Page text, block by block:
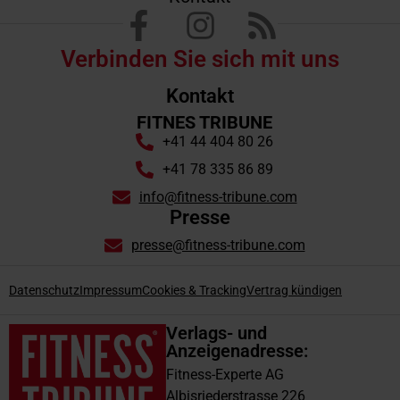
Verlags- und
Anzeigenadresse:
Fitness-Experte AG
Albisriederstrasse 226
Kontakt
FITNES TRIBUNE
+41 44 404 80 26
+41 78 335 86 89
info@fitness-tribune.com
Presse
presse@fitness-tribune.com
Verbinden Sie sich mit uns
DatenschutzImpressumCookies & TrackingVertrag kündigen